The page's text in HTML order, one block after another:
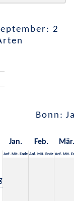
2
Bonn:
Jan. Feb. Mär.
Anf. Mit. Ende Anf. Mit. Ende Anf. Mit.